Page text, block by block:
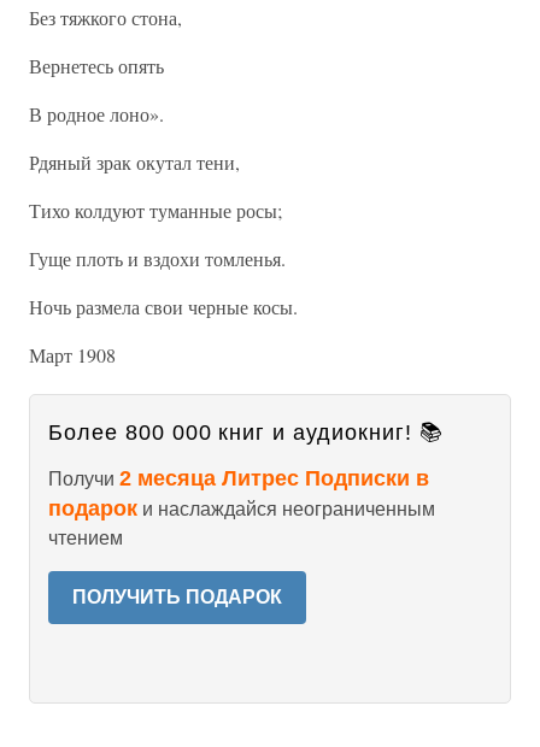
Без тяжкого стона,
Вернетесь опять
В родное лоно».
Рдяный зрак окутал тени,
Тихо колдуют туманные росы;
Гуще плоть и вздохи томленья.
Ночь размела свои черные косы.
Март 1908
Более 800 000 книг и аудиокниг! 📚
Получи 2 месяца Литрес Подписки в
подарок и наслаждайся неограниченным
чтением
ПОЛУЧИТЬ ПОДАРОК